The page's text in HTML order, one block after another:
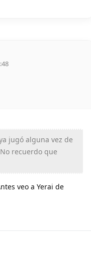
jugó alguna vez de
recuerdo que
veo a Yerai de